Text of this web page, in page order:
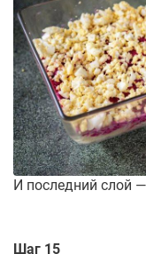
И последний слой
Шаг 15